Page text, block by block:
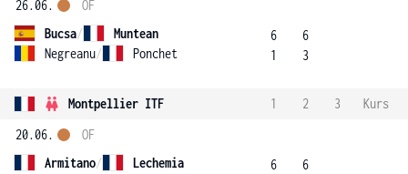
26.06.
Bucsa/
Muntean
Negreanu/ Ponchet
OF
6
1
6
3
Montpellier ITF 1 2 3
Kurs
20.06.
Armitano/ Lechemia
OF
6
6